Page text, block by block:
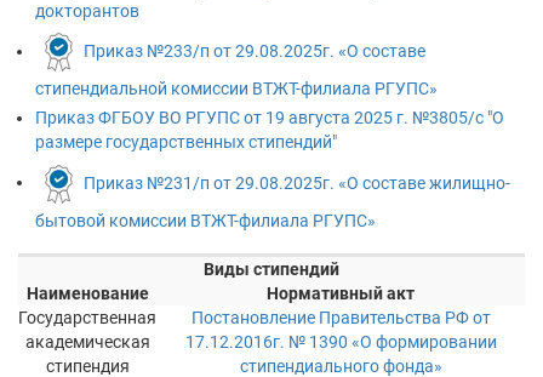
докторантов
Приказ №233/п от 29.08.2025г. «О составе
стипендиальной комиссии ВТЖТ-филиала РГУПС»
Приказ ФГБОУ ВО РГУПС от 19 августа 2025 г. №3805/с "О
размере государственных стипендий"
Приказ №231/п от 29.08.2025г. «О составе жилищно-
бытовой комиссии ВТЖТ-филиала РГУПС»
Виды стипендий
Наименование
Нормативный акт
Государственная
академическая
стипендия
Постановление Правительства РФ от
17.12.2016г. № 1390 «О формировании
стипендиального фонда»